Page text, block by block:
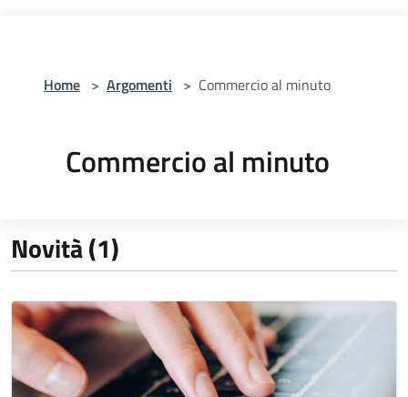
Home > Argomenti > Commercio al minuto
Commercio al minuto
Novità (1)